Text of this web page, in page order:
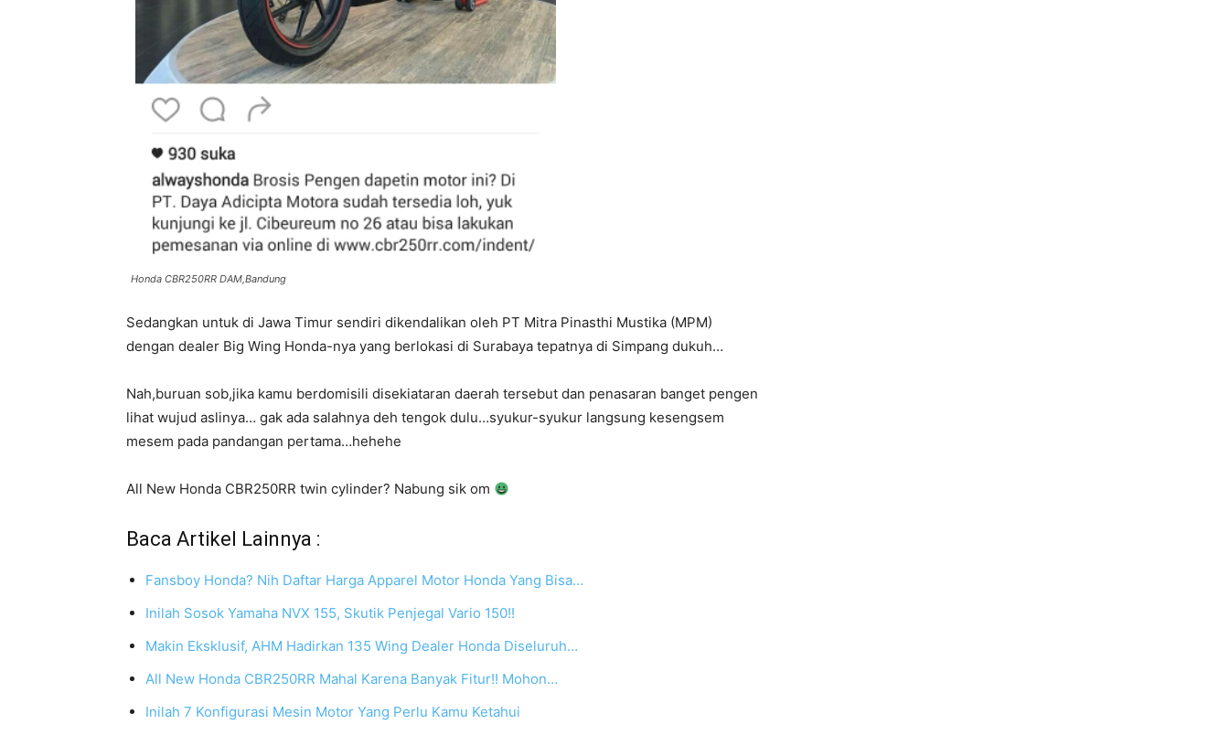
Honda CBR250RR DAM,Bandung
Sedangkan untuk di Jawa Timur sendiri dikendalikan oleh PT Mitra Pinasthi Mustika (MPM)
dengan dealer Big Wing Honda-nya yang berlokasi di Surabaya tepatnya di Simpang dukuh…
Nah,buruan sob,jika kamu berdomisili disekiataran daerah tersebut dan penasaran banget pengen
lihat wujud aslinya… gak ada salahnya deh tengok dulu…syukur-syukur langsung kesengsem
mesem pada pandangan pertama…hehehe
All New Honda CBR250RR twin cylinder? Nabung sik om
Baca Artikel Lainnya :
Fansboy Honda? Nih Daftar Harga Apparel Motor Honda Yang Bisa…
Inilah Sosok Yamaha NVX 155, Skutik Penjegal Vario 150!!
Makin Eksklusif, AHM Hadirkan 135 Wing Dealer Honda Diseluruh…
All New Honda CBR250RR Mahal Karena Banyak Fitur!! Mohon…
Inilah 7 Konfigurasi Mesin Motor Yang Perlu Kamu Ketahui